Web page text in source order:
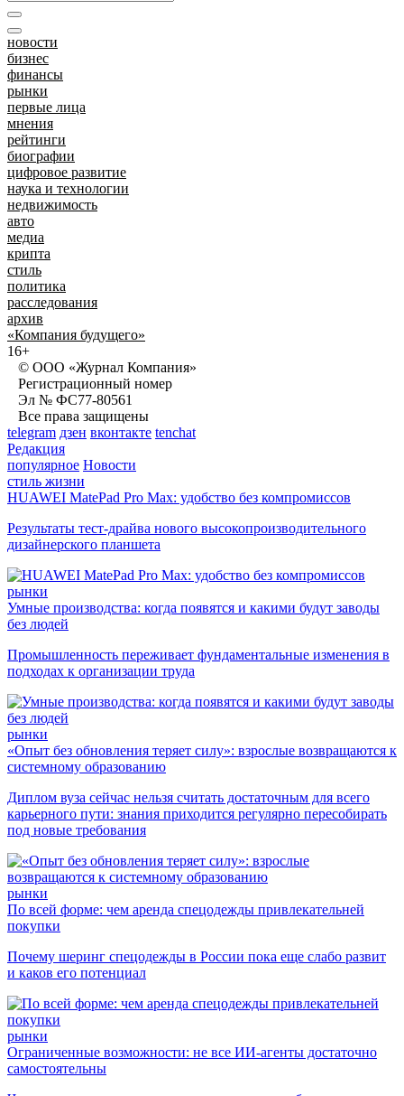
новости
бизнес
финансы
рынки
первые лица
мнения
рейтинги
биографии
цифровое развитие
наука и технологии
недвижимость
авто
медиа
крипта
стиль
политика
расследования
архив
«Компания будущего»
16+
© ООО «Журнал Компания»
Регистрационный номер
Эл № ФС77-80561
Все права защищены
telegram дзен вконтакте tenchat
Редакция
популярное Новости
стиль жизни
HUAWEI MatePad Pro Max: удобство без компромиссов
Результаты тест-драйва нового высокопроизводительного
дизайнерского планшета
рынки
Умные производства: когда появятся и какими будут заводы
без людей
Промышленность переживает фундаментальные изменения в
подходах к организации труда
рынки
«Опыт без обновления теряет силу»: взрослые возвращаются к
системному образованию
Диплом вуза сейчас нельзя считать достаточным для всего
карьерного пути: знания приходится регулярно пересобирать
под новые требования
рынки
По всей форме: чем аренда спецодежды привлекательней
покупки
Почему шеринг спецодежды в России пока еще слабо развит
и каков его потенциал
рынки
Ограниченные возможности: не все ИИ-агенты достаточно
самостоятельны